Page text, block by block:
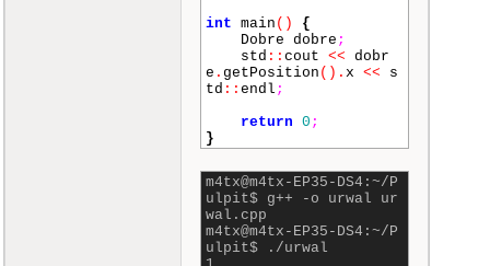
int main ()
{
Dobre dobre ;
std :: cout << dobr
e . getPosition () . x << s
td :: endl ;
return 0 ;
}
m4tx@m4tx-EP35-DS4:~/P
ulpit$ g++ -o urwal ur
wal.cpp
m4tx@m4tx-EP35-DS4:~/P
ulpit$ ./urwal